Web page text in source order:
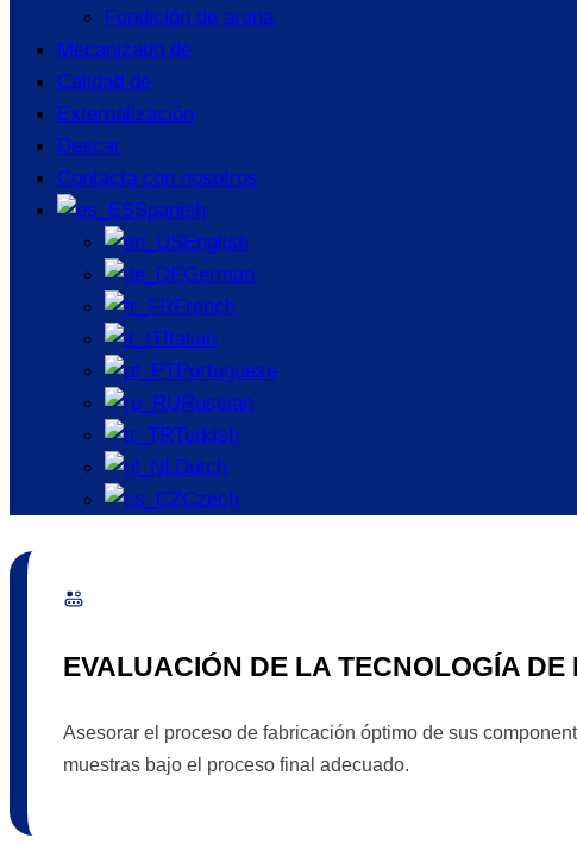
Fundición de arena
Mecanizado de
Calidad de
Externalización
Descar
Contacta con nosotros
Spanish
English
German
French
Italian
Portuguese
Russian
Turkish
Dutch
Czech
EVALUACIÓN DE LA TECNOLOGÍA DE
Asesorar el proceso de fabricación óptimo de sus
muestras bajo el proceso final adecuado.